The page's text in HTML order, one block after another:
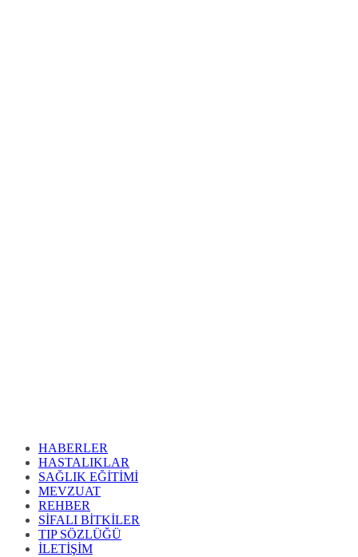
HABERLER
HASTALIKLAR
SAĞLIK EĞİTİMİ
MEVZUAT
REHBER
SİFALI BİTKİLER
TIP SÖZLÜĞÜ
İLETİŞİM